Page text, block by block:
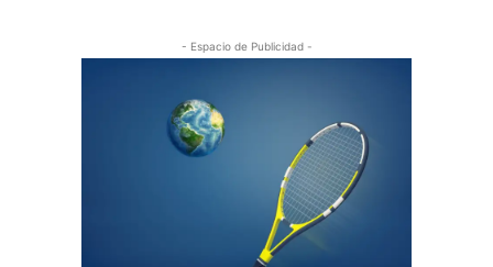
- Espacio de Publicidad -